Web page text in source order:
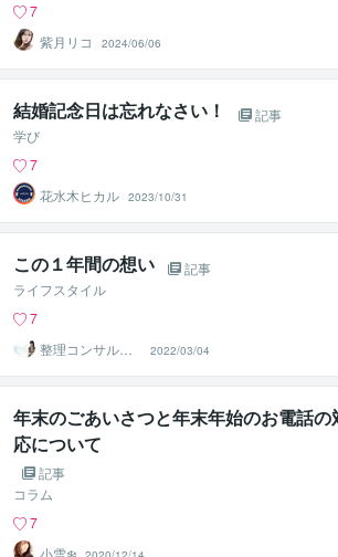
7
紫月リコ
2024/06/06
結婚記念日は忘れなさい！
記事
学び
7
花水木ヒカル 2023/10/31
この１年間の想い
記事
ライフスタイル
7
整理コンサルタ
ントYUMI
2022/03/04
年末のごあいさつと年末年始のお電話の
応について
記事
コラム
7
小雪❄️